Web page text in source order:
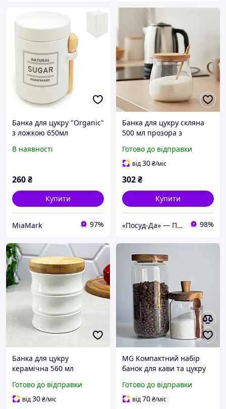
Банка для цукру "Organic"
з ложкою 650мл
В наявності
260₴
Купити
MiaMark 97%
Банка для цукру скляна
500 мл прозора з
Ardesto Midori
Готово до відправки
від30₴/міс
302₴
Купити
«Посуд-Да» — Посуд, Подарунки, Товари для дому 98%
Банка для цукру
керамічна 560 мл
PJ03762-M1
Готово до відправки
від30₴/міс
MG Компактний набір
банок для кави та цукру
цукор Набір банок для
зберігання чаю
Готово до відправки
від70₴/міс